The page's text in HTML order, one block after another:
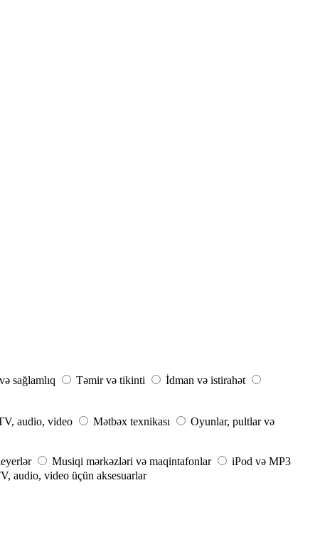
sağlamlıq Təmir və tikinti
İdman və istirahət
audio, video Mətbəx texnikası
Oyunlar, pultlar və
Musiqi mərkəzləri və maqintafonlar
iPod və MP3
audio, video üçün aksesuarlar